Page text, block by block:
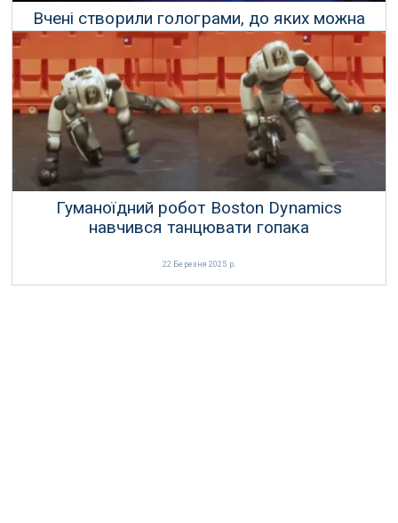
Вчені створили голограми, до яких можна
торкнутися
13 Квітня 2025 р.
Гуманоїдний робот Boston Dynamics
навчився танцювати гопака
22 Березня 2025 р.